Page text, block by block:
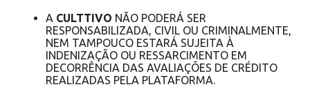
A CULTTIVO NÃO PODERÁ SER
RESPONSABILIZADA, CIVIL OU CRIMINALMENTE,
NEM TAMPOUCO ESTARÁ SUJEITA À
INDENIZAÇÃO OU RESSARCIMENTO EM
DECORRÊNCIA DAS AVALIAÇÕES DE CRÉDITO
REALIZADAS PELA PLATAFORMA.